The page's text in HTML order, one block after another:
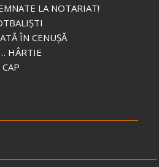
LA NOTARIAT!
ÎN CENUȘĂ
HÂRTIE